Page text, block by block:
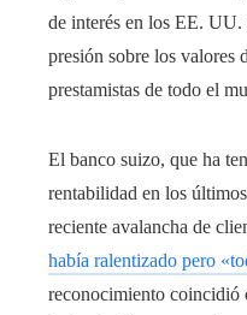
de interés en los EE.
presión sobre los valores
prestamistas de todo el
El banco suizo, que ha
rentabilidad en los
reciente avalancha de
había ralentizado pero
reconocimiento coincidió